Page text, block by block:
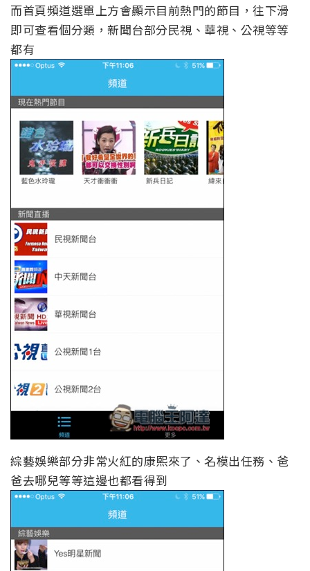
而首頁頻道選單上方會顯示目前熱門的節目，往下滑
即可查看個分類，新聞台部分民視、華視、公視等等
都有
綜藝娛樂部分非常火紅的康熙來了、名模出任務、爸
爸去哪兒等等這邊也都看得到